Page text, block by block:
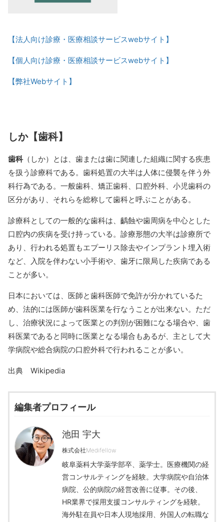
【法人向け診療・医療相談サービスwebサイト】
【個人向け診療・医療相談サービスwebサイト】
【弊社Webサイト】
しか【歯科】
歯科（しか）とは、歯または歯に関連した組織に関する疾患
を扱う診療科である。歯科処置の大半は人体に侵襲を伴う外
科行為である。一般歯科、矯正歯科、口腔外科、小児歯科の
区分があり、それらを総称して歯科と呼ぶことがある。
診療科としての一般的な歯科は、齲蝕や歯周病を中心とした
口腔内の疾病を受け持っている。診療形態の大半は診療所で
あり、行われる処置もエプーリス除去やインプラント埋入術
など、入院を伴わない小手術や、歯牙に限局した疾病である
ことが多い。
日本においては、医師と歯科医師で免許が分かれているた
め、法的には医師が歯科医業を行なうことが出来ない。ただ
し、治療状況によって医業との判別が困難になる場合や、歯
科医業であると同時に医業となる場合もあるが、主として大
学病院や総合病院の口腔外科で行われることが多い。
出典 Wikipedia
編集者プロフィール
池田 宇大
株式会社Medifellow
岐阜薬科大学薬学部卒、薬学士。医療機関の経
営コンサルティングを経験。大学病院や自治体
病院、公的病院の経営改善に従事。その後、
HR業界で採用支援コンサルティングを経験。
海外駐在員や日本人現地採用、外国人の転職な